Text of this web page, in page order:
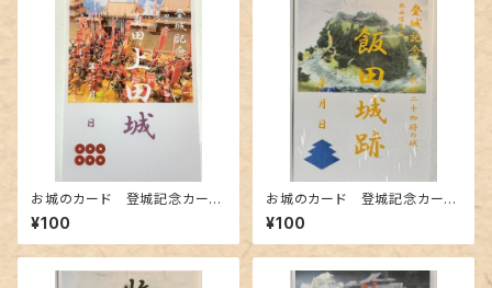
お城のカード 登城記念カー
ド 真田三代上田城A
¥100
お城のカード 登城記念カー
ド 武田24将 秋山信友公
飯田城跡A
¥100